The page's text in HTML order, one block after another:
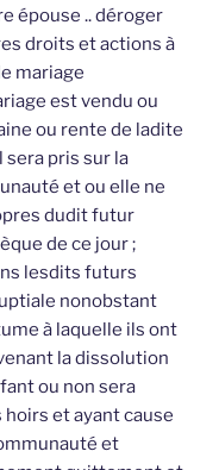
épouse .. déroger
droits et actions à
mariage
est vendu ou
ou rente de ladite
pris sur la
et ou elle ne
dudit futur
de ce jour ;
lesdits futurs
nonobstant
à laquelle ils ont
la dissolution
ou non sera
et ayant cause
et